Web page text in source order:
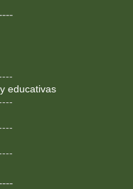
educativas